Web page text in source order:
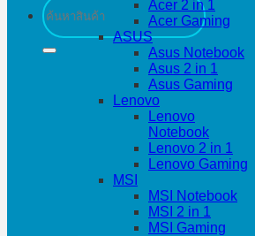
ค้นหา:
Acer 2 in 1
Acer Gaming
ASUS
Asus Notebook
Asus 2 in 1
Asus Gaming
Lenovo
Lenovo
Notebook
Lenovo 2 in 1
Lenovo Gaming
MSI
MSI Notebook
MSI 2 in 1
MSI Gaming